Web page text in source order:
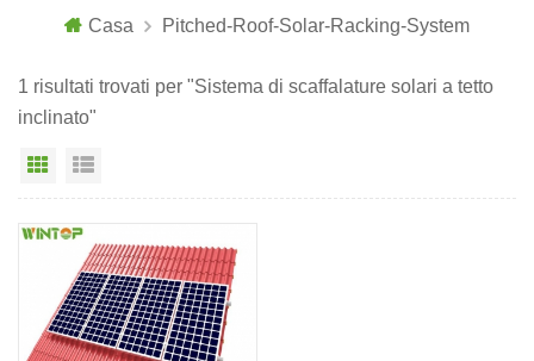
Casa Pitched-Roof-Solar-Racking-System
1 risultati trovati per "Sistema di scaffalature solari a tetto
inclinato"
Vista a griglia